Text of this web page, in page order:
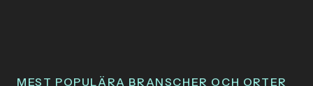
MEST POPULÄRA BRANSCHER OCH ORTER